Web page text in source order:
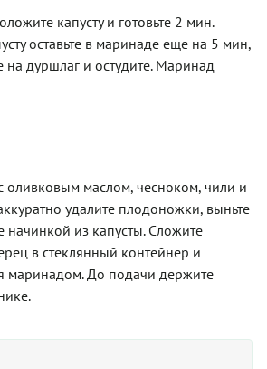
капусту и готовьте 2 мин.
оставьте в маринаде еще на 5 мин,
на дуршлаг и остудите. Маринад
оливковым маслом, чесноком, чили и
удалите плодоножки, выньте
начинкой из капусты. Сложите
в стеклянный контейнер и
маринадом. До подачи держите